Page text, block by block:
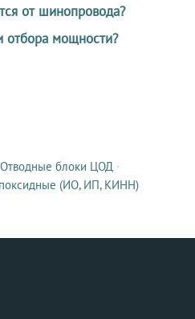
от шинопровода?
отбора мощности?
Отводные блоки ЦОД ·
(ИО, ИП, КИНН)